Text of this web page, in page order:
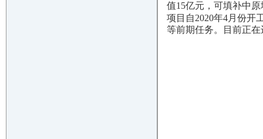
值15亿元，可填补中
项目自2020年4月份开
等前期任务。目前正